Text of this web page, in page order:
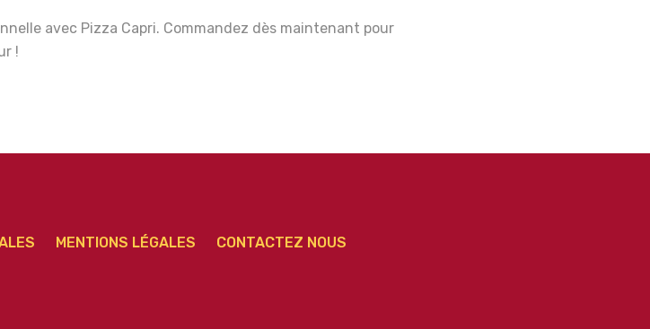
avec Pizza Capri. Commandez dès maintenant pour
!
MENTIONS LÉGALES CONTACTEZ NOUS